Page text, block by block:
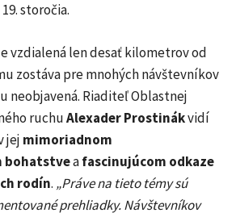
storočia.
vzdialená len desať kilometrov od
zostáva pre mnohých návštevníkov
neobjavená. Riaditeľ Oblastnej
ruchuAlexader Prostinákvidí
jej mimoriadnom
bohatstveafascinujúcom odkaze
rodín. „Práve na tieto témy sú
prehliadky. Návštevníkov